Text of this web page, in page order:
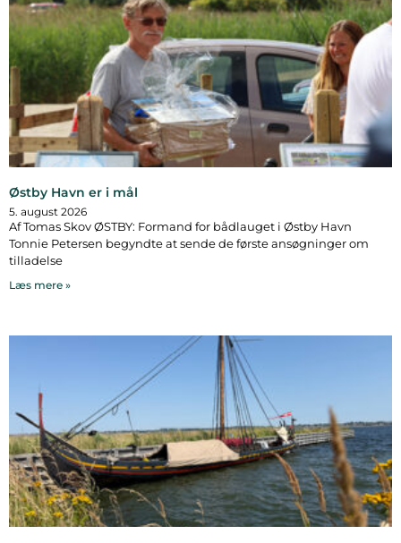
Østby Havn er i mål
5. august 2026
Af Tomas Skov ØSTBY: Formand for bådlauget i Østby Havn
Tonnie Petersen begyndte at sende de første ansøgninger om
tilladelse
Læs mere »